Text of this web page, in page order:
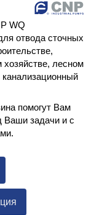
WQ
отвода сточных
лесном
помогут Вам
Ваши задачи и с